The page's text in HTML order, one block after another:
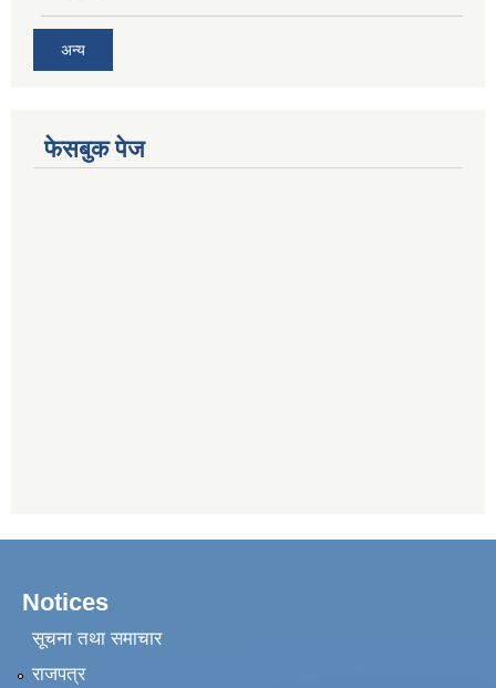
अन्य
फेसबुक पेज
Notices
सूचना तथा समाचार
राजपत्र